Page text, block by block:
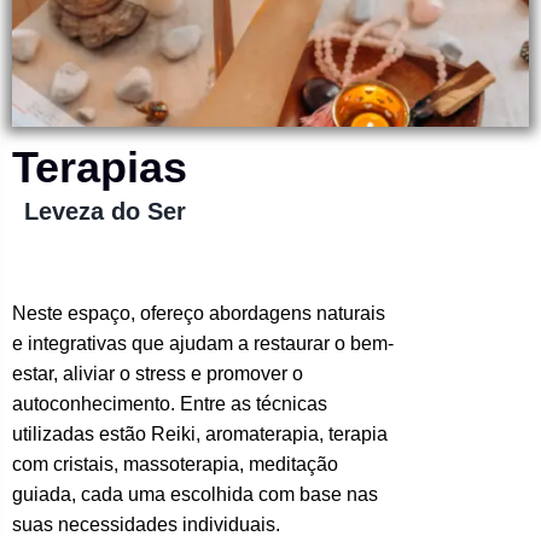
Terapias
Leveza do Ser
Neste espaço, ofereço abordagens naturais
e integrativas que ajudam a restaurar o bem-
estar, aliviar o stress e promover o
autoconhecimento. Entre as técnicas
utilizadas estão Reiki, aromaterapia, terapia
com cristais, massoterapia, meditação
guiada, cada uma escolhida com base nas
suas necessidades individuais.